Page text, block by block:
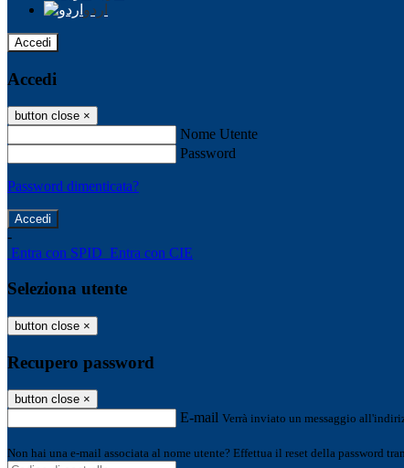
اردو
Accedi
Accedi
button close ×
Nome Utente
Password
Password dimenticata?
-
Entra con SPID Entra con CIE
Seleziona utente
button close ×
Recupero password
button close ×
E-mail Verrà inviato un messaggio
Non hai una e-mail associata al nome utente? Effettua il reset della password